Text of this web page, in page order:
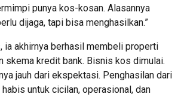
punya kos-kosan. Alasannya
dijaga, tapi bisa menghasilkan.”
ia akhirnya berhasil membeli properti
skema kredit bank. Bisnis kos dimulai.
jauh dari ekspektasi. Penghasilan dari
untuk cicilan, operasional, dan